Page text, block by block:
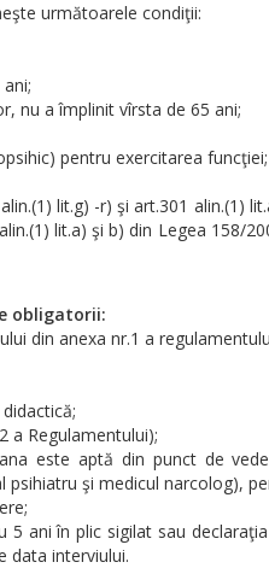
următoarele condiţii:
nu a împlinit vîrsta de 65 ani;
pentru exercitarea funcţiei;
lit.g) -r) şi art.301 alin.(1)
lit.a) şi b) din Legea 158/
obligatorii:
din anexa nr.1 a
a Regulamentului);
este aptă din punct de
şi medicul narcolog),
ani în plic sigilat sau
data interviului.